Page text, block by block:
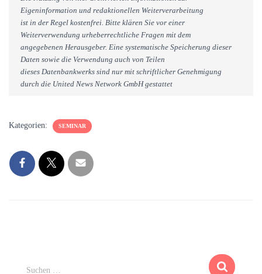
Eigeninformation und redaktionellen Weiterverarbeitung
ist in der Regel kostenfrei. Bitte klären Sie vor einer
Weiterverwendung urheberrechtliche Fragen mit dem
angegebenen Herausgeber. Eine systematische Speicherung dieser
Daten sowie die Verwendung auch von Teilen
dieses Datenbankwerks sind nur mit schriftlicher Genehmigung
durch die United News Network GmbH gestattet
Kategorien: SEMINAR
S
Suchen …